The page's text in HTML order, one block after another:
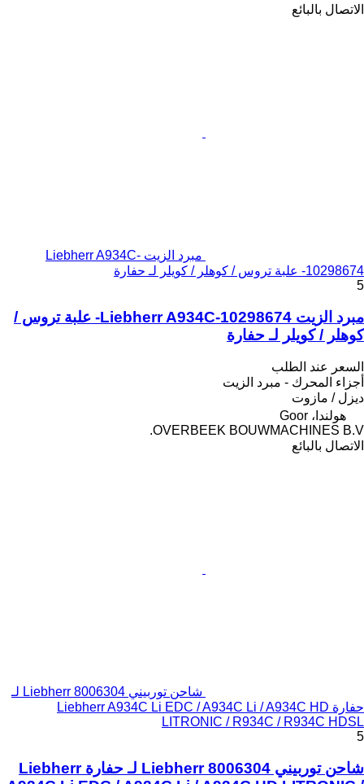
الاتصال بالبائع
مبرد الزيت Liebherr A934C-
10298674- علبة تروس / كوهلر / كويلر لـ حفارة
5
مبرد الزيت Liebherr A934C-10298674- علبة تروس /
كوهلر / كويلر لـ حفارة
السعر عند الطلب
أجزاء المحرك - مبرد الزيت
ديزل / مازوت
هولندا، Goor
OVERBEEK BOUWMACHINES B.V.
الاتصال بالبائع
شاحن توربيني Liebherr 8006304 لـ
حفارة Liebherr A934C Li EDC / A934C Li / A934C HD
LITRONIC / R934C / R934C HDSL
5
شاحن توربيني Liebherr 8006304 لـ حفارة Liebherr